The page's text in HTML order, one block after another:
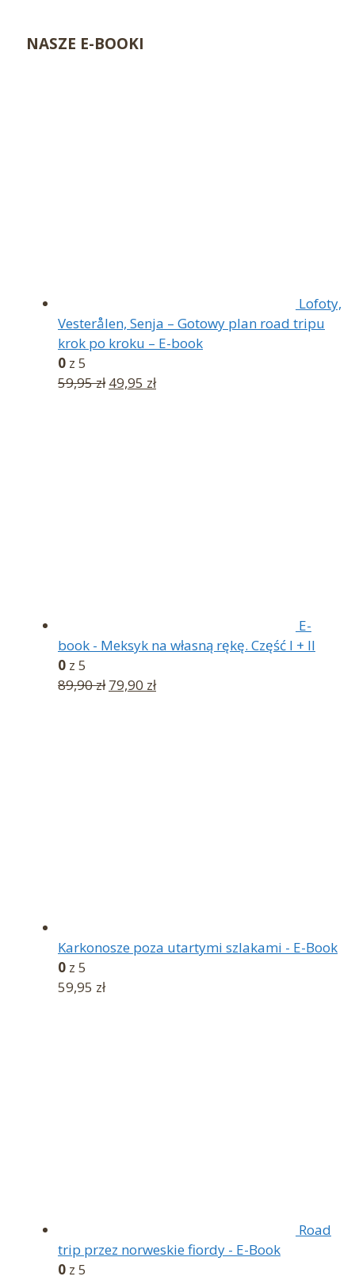
NASZE E-BOOKI
Lofoty,
Vesterålen, Senja – Gotowy plan road tripu
krok po kroku – E-book
0 z 5
59,95zł Pierwotna
49,95 złAktualna
E-
book - Meksyk na własną rękę. Część I + II
0 z 5
89,90zł Pierwotna
79,90 złAktualna
Karkonosze poza utartymi szlakami - E-Book
0 z 5
59,95 zł
Road
trip przez norweskie fiordy - E-Book
0 z 5